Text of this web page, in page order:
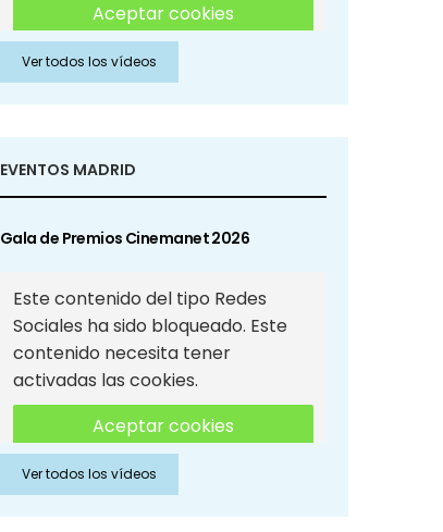
Aceptar cookies
Aceptar cookies de Redes
Sociales
Ver todos los vídeos
EVENTOS MADRID
Gala de Premios Cinemanet 2026
Este contenido del tipo Redes
Sociales ha sido bloqueado. Este
contenido necesita tener
activadas las cookies.
Aceptar cookies
Aceptar cookies de Redes
Sociales
Ver todos los vídeos